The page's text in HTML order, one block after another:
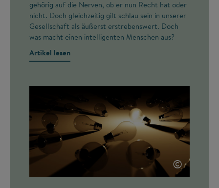
gehörig auf die Nerven, ob er nun Recht hat oder
nicht. Doch gleichzeitig gilt schlau sein in unserer
Gesellschaft als äußerst erstrebenswert. Doch
was macht einen intelligenten Menschen aus?
Artikel lesen
©